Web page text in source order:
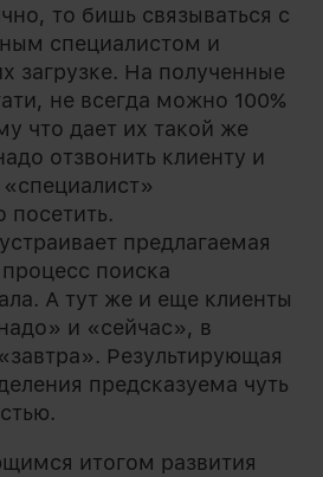
то бишь связываться с
специалистом и
загрузке. На полученные
не всегда можно 100%
что дает их такой же
отзвонить клиенту и
посетить.
предлагаемая
поиска
А тут же и еще клиенты
и «сейчас», в
Результирующая
предсказуема чуть
итогом развития